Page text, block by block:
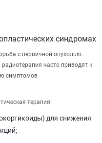
синдромах
с первичной опухолью.
часто приводят к
симптомов
терапия:
для снижения